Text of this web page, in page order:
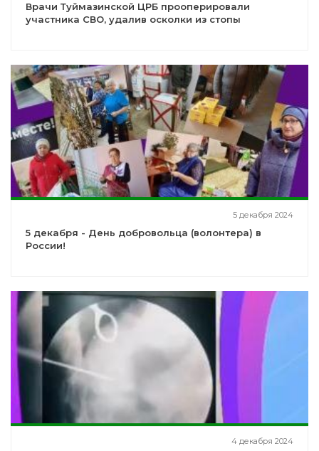
Врачи Туймазинской ЦРБ прооперировали
участника СВО, удалив осколки из стопы
5 декабря 2024
5 декабря - День добровольца (волонтера) в
России!
4 декабря 2024